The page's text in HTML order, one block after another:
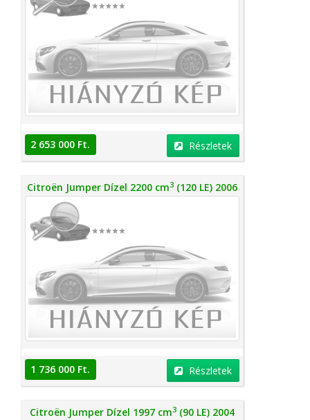
2 653 000 Ft. Részletek
Citroën Jumper Dízel 2200 cm3 (120 LE) 2006
1 736 000 Ft. Részletek
Citroën Jumper Dízel 1997 cm3 (90 LE) 2004